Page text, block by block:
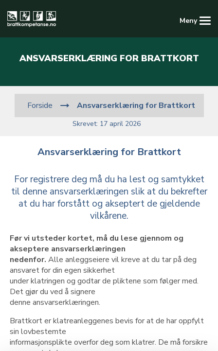
Meny
Kompetansedatabasen
Registrer ny konto
ANSVARSERKLÆRING FOR BRATTKORT
Forside Ansvarserklæring for Brattkort
Skrevet: 17 april 2026
Ansvarserklæring for Brattkort
For registrere deg må du ha lest og samtykket
til denne ansvarserklæringen slik at du bekrefter
at du har forstått og akseptert de gjeldende
vilkårene.
Før vi utsteder kortet, må du lese gjennom og
akseptere ansvarserklæringen
nedenfor. Alle anleggseiere vil kreve at du tar på deg
ansvaret for din egen sikkerhet
under klatringen og godtar de pliktene som følger med.
Det gjør du ved å signere
denne ansvarserklæringen.
Brattkort er klatreanleggenes bevis for at de har oppfylt
sin lovbestemte
informasjonsplikte overfor deg som klatrer. De må forsikre